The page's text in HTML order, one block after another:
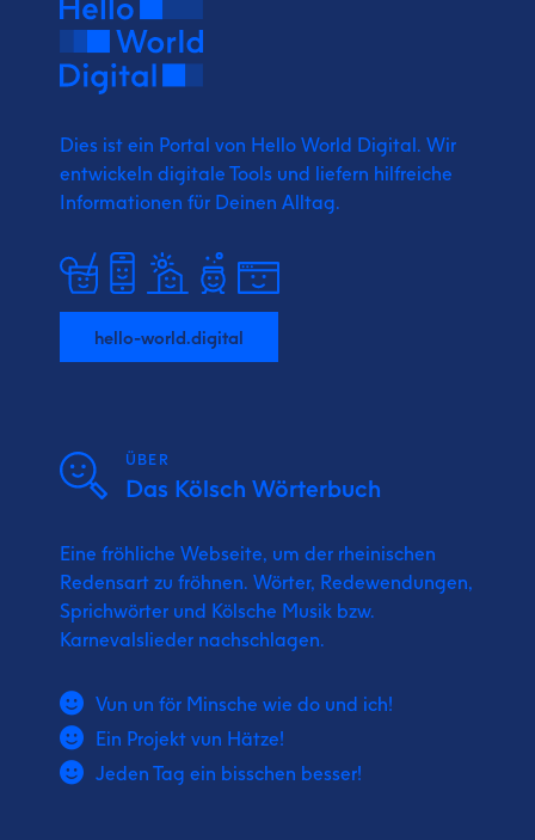
Dies ist ein Portal von Hello World Digital. Wir
entwickeln digitale Tools und liefern hilfreiche
Informationen für Deinen Alltag.
hello-world.digital
ÜBER
Das Kölsch Wörterbuch
Eine fröhliche Webseite, um der rheinischen
Redensart zu fröhnen. Wörter, Redewendungen,
Sprichwörter und Kölsche Musik bzw.
Karnevalslieder nachschlagen.
Vun un för Minsche wie do und ich!
Ein Projekt vun Hätze!
Jeden Tag ein bisschen besser!